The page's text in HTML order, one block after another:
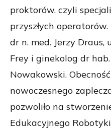
proktorów, czyli
przyszłych
dr n. med. Jerzy Draus,
Frey i ginekolog dr
Nowakowski.
nowoczesnego
pozwoliło na
Edukacyjnego